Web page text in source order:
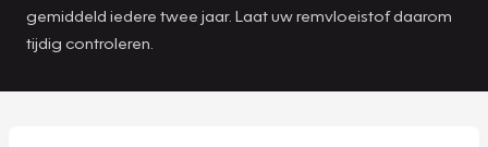
gemiddeld iedere twee jaar. Laat uw remvloeistof daarom
tijdig controleren.